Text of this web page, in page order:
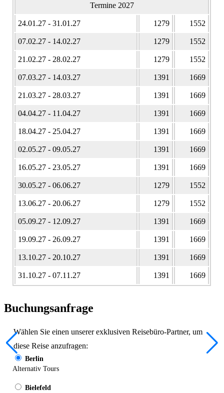
Termine 2027
24.01.27 - 31.01.27 1279 1552
07.02.27 - 14.02.27 1279 1552
21.02.27 - 28.02.27 1279 1552
07.03.27 - 14.03.27 1391 1669
21.03.27 - 28.03.27 1391 1669
04.04.27 - 11.04.27 1391 1669
18.04.27 - 25.04.27 1391 1669
02.05.27 - 09.05.27 1391 1669
16.05.27 - 23.05.27 1391 1669
30.05.27 - 06.06.27 1279 1552
13.06.27 - 20.06.27 1279 1552
05.09.27 - 12.09.27 1391 1669
19.09.27 - 26.09.27 1391 1669
13.10.27 - 20.10.27 1391 1669
31.10.27 - 07.11.27 1391 1669
Buchungsanfrage
Wählen Sie einen unserer exklusiven Reisebüro-Partner, um
diese Reise anzufragen:
Berlin
Alternativ Tours
Bielefeld